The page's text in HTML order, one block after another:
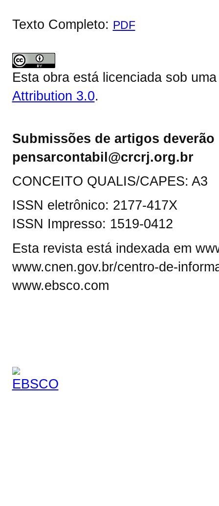
Texto Completo: PDF
Esta obra está licenciada sob
Attribution 3.0.
Submissões de artigos
pensarcontabil@crcrj.org.br
CONCEITO QUALIS/CAPES: A3
ISSN eletrônico: 2177-417X
ISSN Impresso: 1519-0412
Esta revista está indexada em
www.cnen.gov.br/centro-de-
www.ebsco.com